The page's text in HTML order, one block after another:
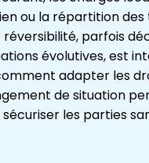
ou la répartition des
réversibilité, parfois
évolutives, est
adapter les
de situation
les parties